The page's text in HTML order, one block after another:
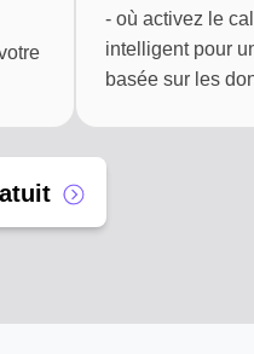
- où activez le
intelligent pour
basée sur les